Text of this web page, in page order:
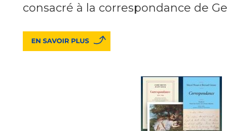
consacré à la correspondance de